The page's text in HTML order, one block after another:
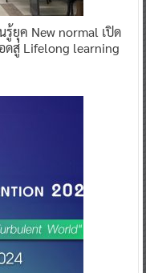
รู้ยุค New normal เปิด
สู่ Lifelong learning